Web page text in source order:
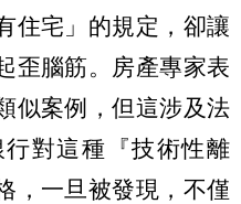
住宅」的規定，卻讓
歪腦筋。房產專家表
似案例，但這涉及法
對這種『技術性離
，一旦被發現，不僅